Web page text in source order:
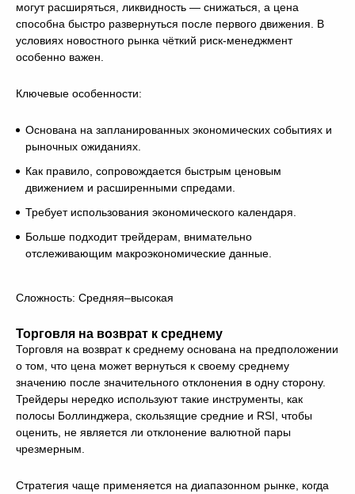
могут расширяться, ликвидность — снижаться, а цена
способна быстро развернуться после первого движения. В
условиях новостного рынка чёткий риск-менеджмент
особенно важен.
Ключевые особенности:
Основана на запланированных экономических событиях и
рыночных ожиданиях.
Как правило, сопровождается быстрым ценовым
движением и расширенными спредами.
Требует использования экономического календаря.
Больше подходит трейдерам, внимательно
отслеживающим макроэкономические данные.
Сложность: Средняя–высокая
Торговля на возврат к среднему
Торговля на возврат к среднему основана на предположении
о том, что цена может вернуться к своему среднему
значению после значительного отклонения в одну сторону.
Трейдеры нередко используют такие инструменты, как
полосы Боллинджера, скользящие средние и RSI, чтобы
оценить, не является ли отклонение валютной пары
чрезмерным.
Стратегия чаще применяется на диапазонном рынке, когда